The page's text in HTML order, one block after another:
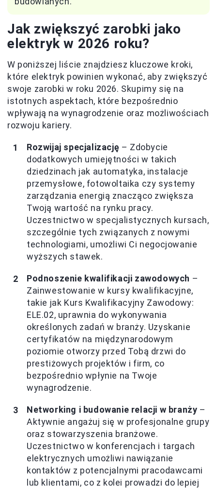
Jak zwiększyć zarobki jako
elektryk w 2026 roku?
W poniższej liście znajdziesz kluczowe kroki,
które elektryk powinien wykonać, aby zwiększyć
swoje zarobki w roku 2026. Skupimy się na
istotnych aspektach, które bezpośrednio
wpływają na wynagrodzenie oraz możliwościach
rozwoju kariery.
Rozwijaj specjalizację – Zdobycie
dodatkowych umiejętności w takich
dziedzinach jak automatyka, instalacje
przemysłowe, fotowoltaika czy systemy
zarządzania energią znacząco zwiększa
Twoją wartość na rynku pracy.
Uczestnictwo w specjalistycznych kursach,
szczególnie tych związanych z nowymi
technologiami, umożliwi Ci negocjowanie
wyższych stawek.
Podnoszenie kwalifikacji zawodowych –
Zainwestowanie w kursy kwalifikacyjne,
takie jak Kurs Kwalifikacyjny Zawodowy:
ELE.02, uprawnia do wykonywania
określonych zadań w branży. Uzyskanie
certyfikatów na międzynarodowym
poziomie otworzy przed Tobą drzwi do
prestiżowych projektów i firm, co
bezpośrednio wpłynie na Twoje
wynagrodzenie.
Networking i budowanie relacji w branży –
Aktywnie angażuj się w profesjonalne grupy
oraz stowarzyszenia branżowe.
Uczestnictwo w konferencjach i targach
elektrycznych umożliwi nawiązanie
kontaktów z potencjalnymi pracodawcami
lub klientami, co z kolei prowadzi do lepiej